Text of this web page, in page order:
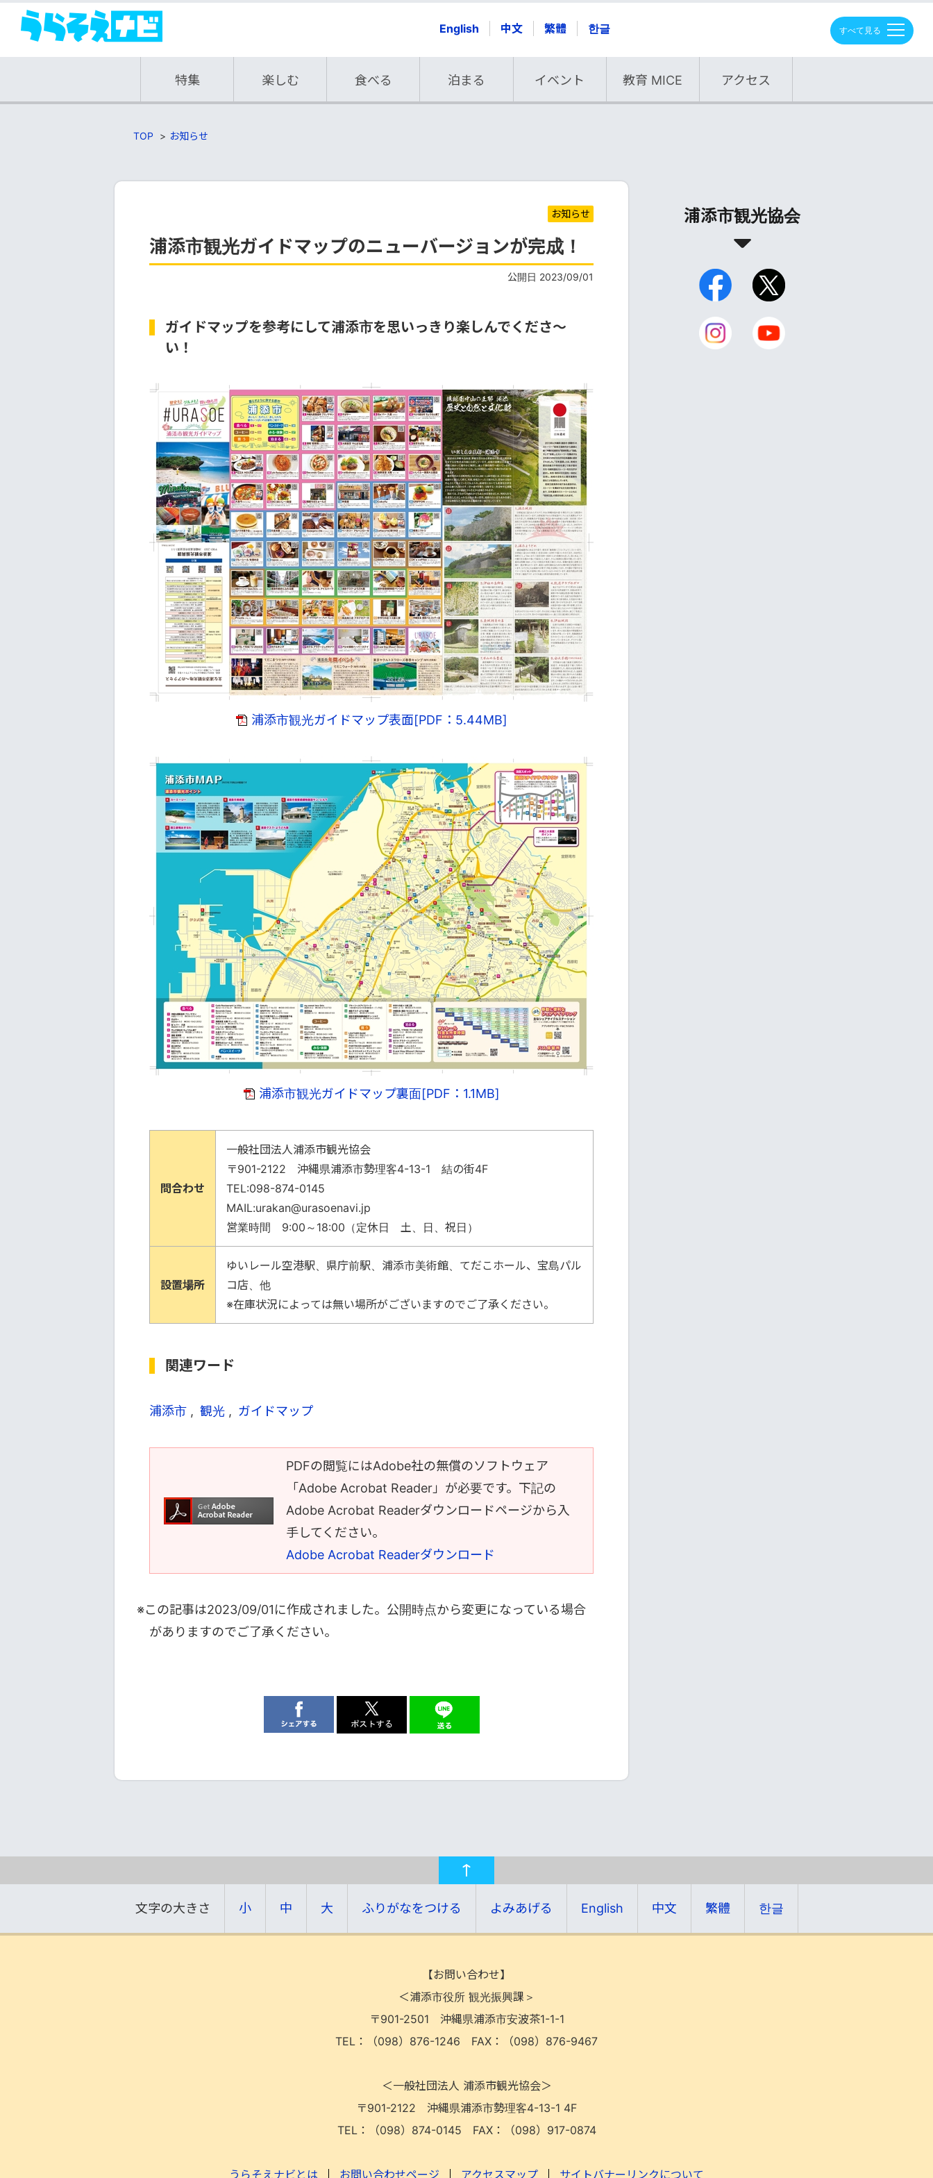
English 中文 繁體 한글
特集 楽しむ 食べる 泊まる イベント 教育 MICE アクセス
E
N
TOP お知らせ
お知らせ
浦添市観光ガイドマップのニューバージョンが完成！
公開日 2023/09/01
ガイドマップを参考にして浦添市を思いっきり楽しんでくださ～
い！
浦添市観光ガイドマップ表面[PDF：5.44MB]
浦添市観光ガイドマップ裏面[PDF：1.1MB]
問合わせ
一般社団法人浦添市観光協会
〒901-2122 沖縄県浦添市勢理客4-13-1 結の街4F
TEL:098-874-0145
MAIL:urakan@urasoenavi.jp
営業時間 9:00～18:00（定休日 土、日、祝日）
設置場所
ゆいレール空港駅、県庁前駅、浦添市美術館、てだこホール、宝島パル
コ店、他
※在庫状況によっては無い場所がございますのでご了承ください。
関連ワード
浦添市 観光 ガイドマップ
PDFの閲覧にはAdobe社の無償のソフトウェア
「Adobe Acrobat Reader」が必要です。下記の
Adobe Acrobat Readerダウンロードページから入
手してください。
Adobe Acrobat Readerダウンロード
※この記事は2023/09/01に作成されました。公開時点から変更になっている場合
がありますのでご了承ください。
浦添市観光協会
文字の大きさ 小 中 大 ふりがなをつける よみあげる English 中文 繁體 한글
【お問い合わせ】
＜浦添市役所 観光振興課＞
〒901-2501 沖縄県浦添市安波茶1-1-1
TEL：（098）876-1246 FAX：（098）876-9467
＜一般社団法人 浦添市観光協会＞
〒901-2122 沖縄県浦添市勢理客4-13-1 4F
TEL：（098）874-0145 FAX：（098）917-0874
うらそえナビとは お問い合わせページ アクセスマップ サイトバナーリンクについて